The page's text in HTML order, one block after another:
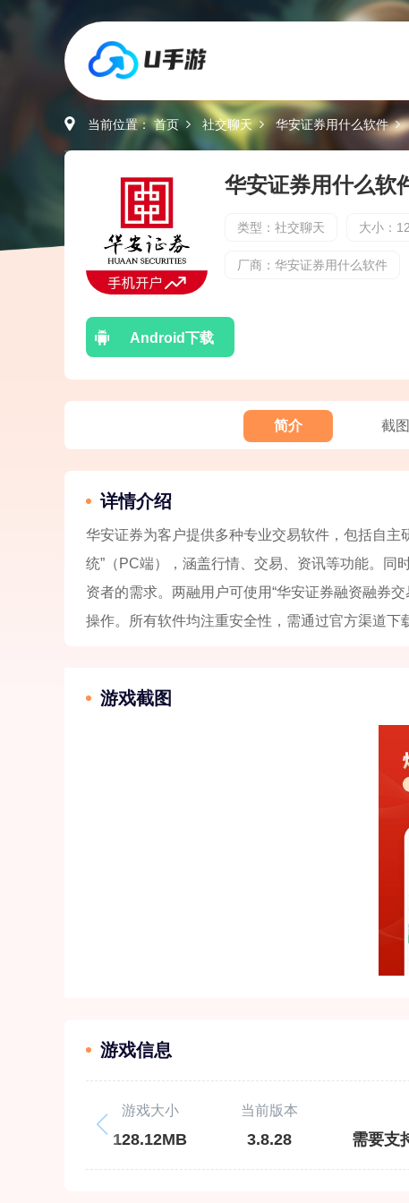
当前位置：首页 社交聊天 华安证券用什么软件
类型：社交聊天 大小：
厂商：华安证券用什么软件
Android下载
简介 截图
详情介绍
华安证券为客户提供多种专业交易软件，包括自主
统”（PC端），涵盖行情、交易、资讯等功能。同
资者的需求。两融用户可使用“华安证券融资融券
操作。所有软件均注重安全性，需通过官方渠道下
游戏截图
游戏信息
游戏大小
128.12MB
当前版本
3.8.28 需要支